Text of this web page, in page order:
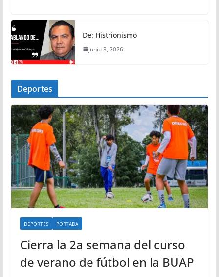
De: Histrionismo
junio 3, 2026
Deportes
DEPORTES PORTADA
Cierra la 2a semana del curso
de verano de fútbol en la BUAP